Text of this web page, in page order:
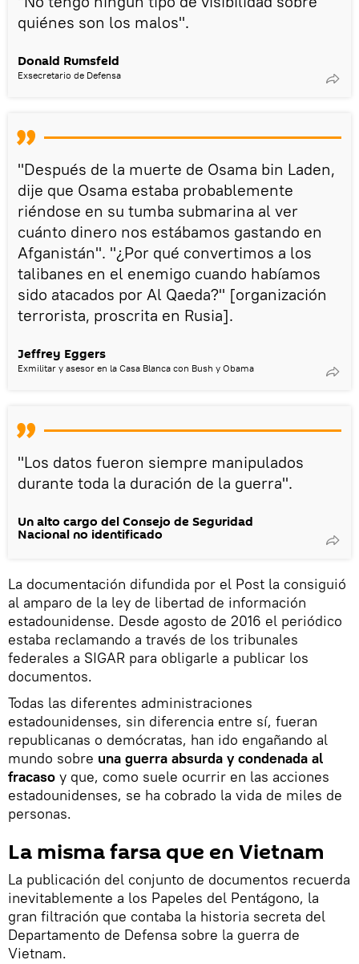
quiénes son los malos".
Donald Rumsfeld
Exsecretario de Defensa
"Después de la muerte de Osama bin Laden,
dije que Osama estaba probablemente
riéndose en su tumba submarina al ver
cuánto dinero nos estábamos gastando en
Afganistán". "¿Por qué convertimos a los
talibanes en el enemigo cuando habíamos
sido atacados por Al Qaeda?" [organización
terrorista, proscrita en Rusia].
Jeffrey Eggers
Exmilitar y asesor en la Casa Blanca con Bush y Obama
"Los datos fueron siempre manipulados
durante toda la duración de la guerra".
Un alto cargo del Consejo de Seguridad
Nacional no identificado
La documentación difundida por el Post la consiguió
al amparo de la ley de libertad de información
estadounidense. Desde agosto de 2016 el periódico
estaba reclamando a través de los tribunales
federales a SIGAR para obligarle a publicar los
documentos.
Todas las diferentes administraciones
estadounidenses, sin diferencia entre sí, fueran
republicanas o demócratas, han ido engañando al
mundo sobre una guerra absurda y condenada al
fracaso y que, como suele ocurrir en las acciones
estadounidenses, se ha cobrado la vida de miles de
personas.
La misma farsa que en Vietnam
La publicación del conjunto de documentos recuerda
inevitablemente a los Papeles del Pentágono, la
gran filtración que contaba la historia secreta del
Departamento de Defensa sobre la guerra de
Vietnam.